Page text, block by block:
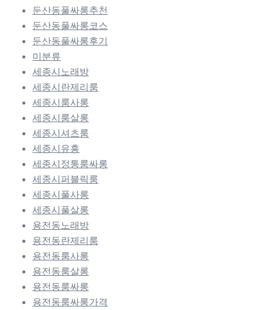
둔산동풀싸롱추천
둔산동풀싸롱코스
둔산동풀싸롱후기
미분류
세종시노래방
세종시란제리룸
세종시룸사롱
세종시룸살롱
세종시셔츠룸
세종시유흥
세종시정통룸싸롱
세종시퍼블릭룸
세종시풀사롱
세종시풀살롱
용전동노래방
용전동란제리룸
용전동룸사롱
용전동룸살롱
용전동룸싸롱
용전동룸싸롱가격